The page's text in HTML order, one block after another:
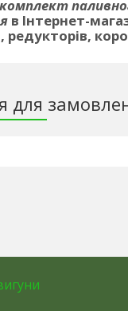
в Інтернет-
редукторів,
для